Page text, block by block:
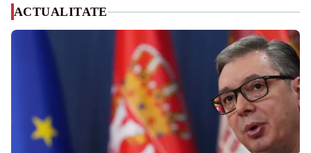
ACTUALITATE